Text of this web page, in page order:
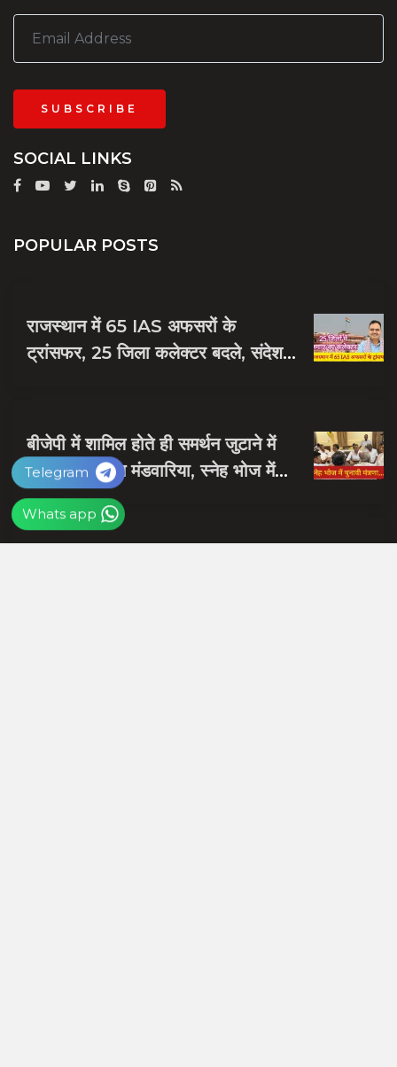
SUBSCRIBE
SOCIAL LINKS
POPULAR POSTS
राजस्थान में 65 IAS अफसरों के
ट्रांसफर, 25 जिला कलेक्टर बदले, संदेश
बीजेपी में शामिल होते ही समर्थन जुटाने में
व्यस्त हुए दलपत मंडवारिया, स्नेह भोज में
पकी चुनावी खिचड...
Telegram
Whats app